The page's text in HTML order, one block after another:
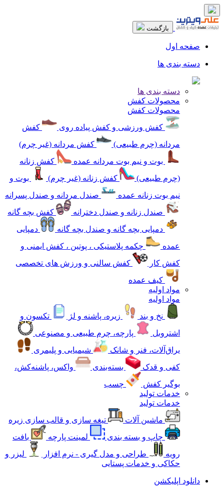
بازگشت
صفحه اول
دسته بندی ها
دسته بندی ها
محصولات کفش
محصولات کفش
کفش ورزشی و کفش پیاده روی
کفش
مردانه (چرم طبیعی)
کفش مردانه (غیر چرم)
بوت و نیم بوت مردانه عمده
کفش زنانه
(چرم طبیعی)
کفش زنانه (غیر چرم)
بوت و
نیم بوت زنانه عمده
صندل مردانه و صندل پسرانه
صندل زنانه و صندل دخترانه
کفش بچه گانه
دمپایی بچه گانه و صندل بچه گانه
دمپایی
عمده
چکمه پلاستیکی ، پوتین ، کفش ایمنی و
کفش کار
کفش سالنی و ورزش های تخصصی
کیف عمده
مواد اولیه
مواد اولیه
نخ و بند
زیره، پاشنه و لژ
تکسون و
اشتروبل
پارچه، چرم طبیعی و مصنوعی
یراق‌آلات، فنر و شانک
شیمیایی و پلیمری
کفی و قدک
بسته‌بندی
واکس، پاشنه‌کش،
بوگیر کفش
چسب
خدمات تولید
خدمات تولید
ماشین آلات
تیغه سازی و قالب سازی زیره
چاپ و بسته بندی
لمینت پارچه
بافت
رویه
طراحی و مدل گیری - نرم افزار
لیزر و
حکاکی و خدمات پستایی
دانلود اپلیکشن